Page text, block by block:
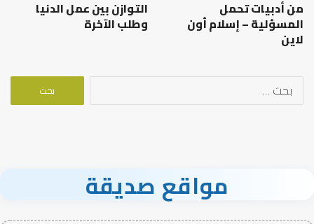
من أدبيات تحمل
المسؤلية – إسلام أون
لاين
التوازن بين عمل الدنيا
وطلب الآخرة
البحث
مواقع صديقة